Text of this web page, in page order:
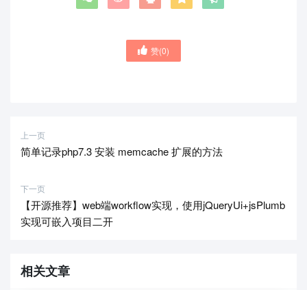
赞(0)
上一页
简单记录php7.3 安装 memcache 扩展的方法
下一页
【开源推荐】web端workflow实现，使用jQueryUi+jsPlumb
实现可嵌入项目二开
相关文章